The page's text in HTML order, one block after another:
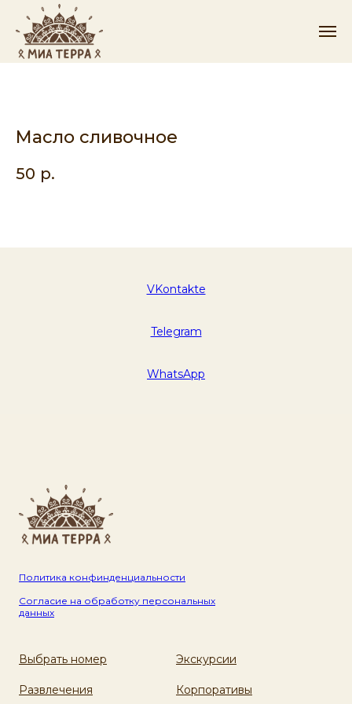
Масло сливочное
50 р.
VKontakte
Telegram
WhatsApp
Политика конфинденциальности
Согласие на обработку персональных
данных
Выбрать номер
Развлечения
Экскурсии
Корпоративы